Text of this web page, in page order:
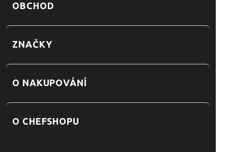
OBCHOD
ZNAČKY
O NAKUPOVÁNÍ
O CHEFSHOPU